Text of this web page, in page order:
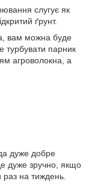
слугує як
ґрунт.
вам можна буде
турбувати парник
агроволокна, а
дуже добре
дуже зручно, якщо
раз на тиждень.